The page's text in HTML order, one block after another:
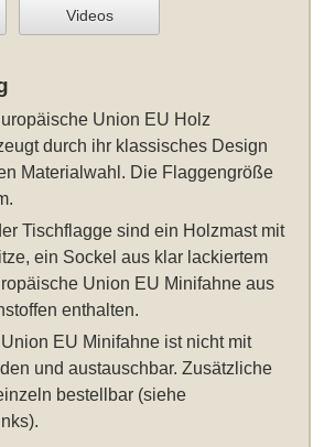
Videos
Union EU Holz
durch ihr klassisches Design
Materialwahl. Die Flaggengröße
Tischflagge sind ein Holzmast mit
ein Sockel aus klar lackiertem
Union EU Minifahne aus
enthalten.
EU Minifahne ist nicht mit
und austauschbar. Zusätzliche
bestellbar (siehe